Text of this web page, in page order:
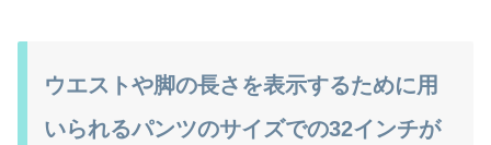
ウエストや脚の長さを表示するために用
いられるパンツのサイズでの32インチが